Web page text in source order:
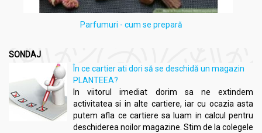
Frecvență:
a maximiza beneficiile asupra sănătății.
Poate fi savurat atât cald, cât și rece, în funcție de
preferințele personale.
Se poate adăuga miere pentru a îndulci ceaiul în mod
natural, contribuind astfel la o experiență de consum
plăcută și adăugând un strat suplimentar de beneficii
pentru sănătate.
Parfumuri - cum se prepară
SONDAJ
În ce cartier ati dori să se deschidă un magazin
PLANTEEA?
In viitorul imediat dorim sa ne extindem
activitatea si in alte cartiere, iar cu ocazia asta
putem afla ce cartiere sa luam in calcul pentru
deschiderea noilor magazine. Stim de la colegele